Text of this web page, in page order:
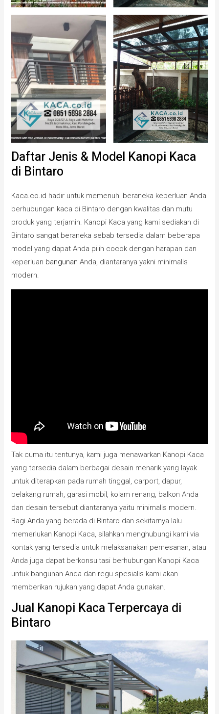
Daftar Jenis & Model Kanopi Kaca
di Bintaro
Kaca.co.id hadir untuk memenuhi beraneka keperluan Anda
berhubungan kaca di Bintaro dengan kwalitas dan mutu
produk yang terjamin. Kanopi Kaca yang kami sediakan di
Bintaro sangat beraneka sebab tersedia dalam beberapa
model yang dapat Anda pilih cocok dengan harapan dan
keperluan bangunan Anda, diantaranya yakni minimalis
modern.
Tak cuma itu tentunya, kami juga menawarkan Kanopi Kaca
yang tersedia dalam berbagai desain menarik yang layak
untuk diterapkan pada rumah tinggal, carport, dapur,
belakang rumah, garasi mobil, kolam renang, balkon Anda
dan desain tersebut diantaranya yaitu minimalis modern.
Bagi Anda yang berada di Bintaro dan sekitarnya lalu
memerlukan Kanopi Kaca, silahkan menghubungi kami via
kontak yang tersedia untuk melaksanakan pemesanan, atau
Anda juga dapat berkonsultasi berhubungan Kanopi Kaca
untuk bangunan Anda dan regu spesialis kami akan
memberikan rujukan yang dapat Anda gunakan.
Jual Kanopi Kaca Terpercaya di
Bintaro